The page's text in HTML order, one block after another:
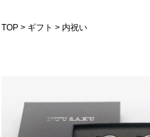
TOP ギフト 内祝い